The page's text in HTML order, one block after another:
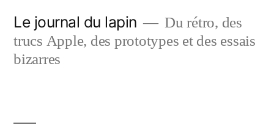
contenu
Le journal du lapin
Du rétro, des
trucs Apple, des prototypes et des essais
bizarres